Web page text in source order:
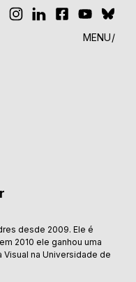
MENU
desde 2009. Ele é
2010 ele ganhou uma
na Universidade de